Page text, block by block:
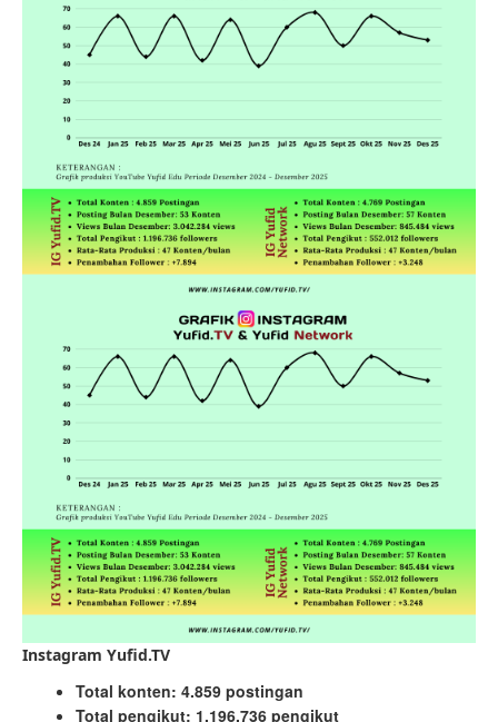
Instagram Yufid.TV
Total konten: 4.859 postingan
Total pengikut: 1.196.736 pengikut